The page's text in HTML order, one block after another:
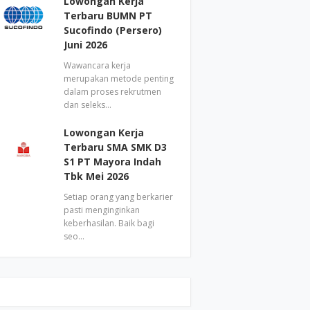
Terbaru BUMN PT
Sucofindo (Persero)
Juni 2026
Wawancara kerja
merupakan metode penting
dalam proses rekrutmen
dan seleks…
Lowongan Kerja
Terbaru SMA SMK D3
S1 PT Mayora Indah
Tbk Mei 2026
Setiap orang yang berkarier
pasti menginginkan
keberhasilan. Baik bagi
seo…